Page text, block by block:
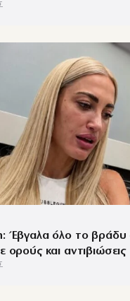
Έβγαλα όλο το
ορούς και αντιβιώσεις